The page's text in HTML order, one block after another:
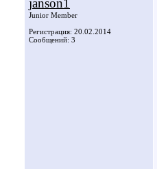
janson1
Junior Member
Регистрация: 20.02.2014
Сообщений: 3